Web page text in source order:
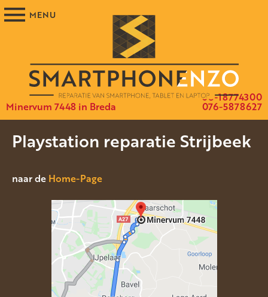
Minervum 7448 in Breda 076-5878627
06-18774300
Playstation reparatie Strijbeek
naar de Home-Page